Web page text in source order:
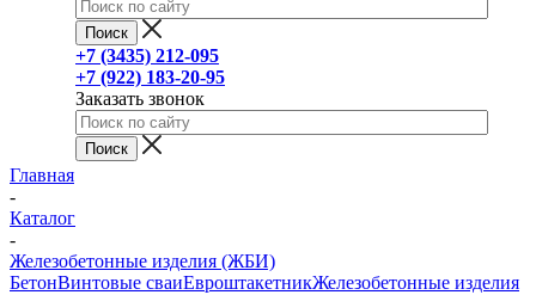
+7 (3435) 212-095
+7 (922) 183-20-95
Заказать звонок
Главная
-
Каталог
-
Железобетонные изделия (ЖБИ)
БетонВинтовые сваиЕвроштакетникЖелезобетонные изделия